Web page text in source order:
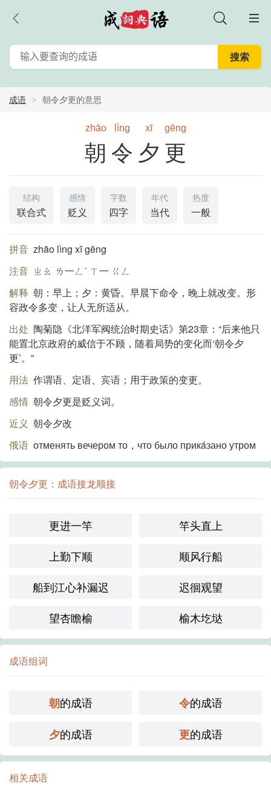
成语 朝令夕更的意思
zhāo lìng xī gēng
朝令夕更
结构
联合式
感情
贬义
字数
四字
年代
当代
热度
一般
拼音 zhāo lìng xī gēng
注音 ㄓㄠ ㄌ一ㄥˋ ㄒ一 ㄍㄥ
解释 朝：早上；夕：黄昏。早晨下命令，晚上就改变。形
容政令多变，让人无所适从。
出处 陶菊隐《北洋军阀统治时期史话》第23章：“后来他只
能置北京政府的威信于不顾，随着局势的变化而‘朝令夕
更’。”
用法 作谓语、定语、宾语；用于政策的变更。
感情 朝令夕更是贬义词。
近义 朝令夕改
俄语 отменять вечером то，что было прикáзано утром
朝令夕更：成语接龙顺接
更进一竿
竿头直上
上勤下顺
顺风行船
船到江心补漏迟
迟徊观望
望杏瞻榆
榆木圪垯
成语组词
朝的成语 令的成语
夕的成语 更的成语
相关成语